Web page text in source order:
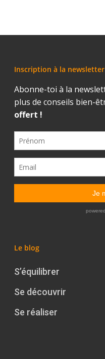
Inscription à la newsletter
Le blog
S’équilibrer
Se découvrir
Se réaliser